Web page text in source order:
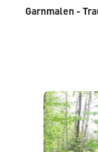
Garnmalen -